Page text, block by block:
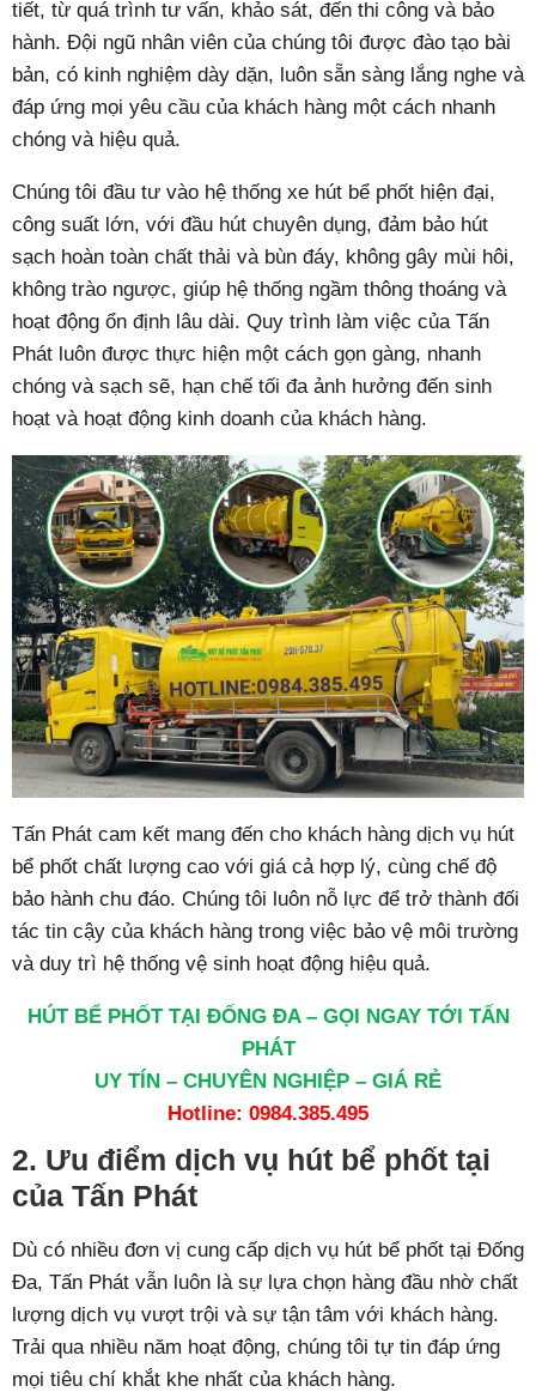
tiết, từ quá trình tư vấn, khảo sát, đến thi công và bảo
hành. Đội ngũ nhân viên của chúng tôi được đào tạo bài
bản, có kinh nghiệm dày dặn, luôn sẵn sàng lắng nghe và
đáp ứng mọi yêu cầu của khách hàng một cách nhanh
chóng và hiệu quả.
Chúng tôi đầu tư vào hệ thống xe hút bể phốt hiện đại,
công suất lớn, với đầu hút chuyên dụng, đảm bảo hút
sạch hoàn toàn chất thải và bùn đáy, không gây mùi hôi,
không trào ngược, giúp hệ thống ngầm thông thoáng và
hoạt động ổn định lâu dài. Quy trình làm việc của Tấn
Phát luôn được thực hiện một cách gọn gàng, nhanh
chóng và sạch sẽ, hạn chế tối đa ảnh hưởng đến sinh
hoạt và hoạt động kinh doanh của khách hàng.
Tấn Phát cam kết mang đến cho khách hàng dịch vụ hút
bể phốt chất lượng cao với giá cả hợp lý, cùng chế độ
bảo hành chu đáo. Chúng tôi luôn nỗ lực để trở thành đối
tác tin cậy của khách hàng trong việc bảo vệ môi trường
và duy trì hệ thống vệ sinh hoạt động hiệu quả.
HÚT BỂ PHỐT TẠI ĐỐNG ĐA – GỌI NGAY TỚI TẤN
PHÁT
UY TÍN – CHUYÊN NGHIỆP – GIÁ RẺ
Hotline: 0984.385.495
2. Ưu điểm dịch vụ hút bể phốt tại
của Tấn Phát
Dù có nhiều đơn vị cung cấp dịch vụ hút bể phốt tại Đống
Đa, Tấn Phát vẫn luôn là sự lựa chọn hàng đầu nhờ chất
lượng dịch vụ vượt trội và sự tận tâm với khách hàng.
Trải qua nhiều năm hoạt động, chúng tôi tự tin đáp ứng
mọi tiêu chí khắt khe nhất của khách hàng.